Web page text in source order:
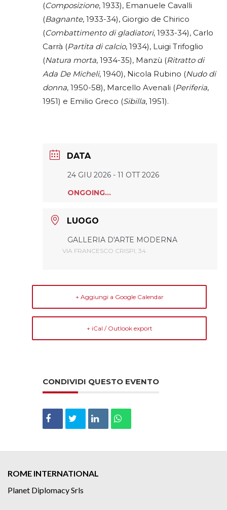
(Composizione, 1933), Emanuele Cavalli
(Bagnante, 1933-34), Giorgio de Chirico
(Combattimento di gladiatori, 1933-34), Carlo
Carrà (Partita di calcio, 1934), Luigi Trifoglio
(Natura morta, 1934-35), Manzù (Ritratto di
Ada De Micheli, 1940), Nicola Rubino (Nudo di
donna, 1950-58), Marcello Avenali (Periferia,
1951) e Emilio Greco (Sibilla, 1951).
DATA
24 GIU 2026 - 11 OTT 2026
ONGOING...
LUOGO
GALLERIA D'ARTE MODERNA
VIA FRANCESCO CRISPI, 34
+ Aggiungi a Google Calendar
+ iCal / Outlook export
CONDIVIDI QUESTO EVENTO
ROME INTERNATIONAL
Planet Diplomacy Srls